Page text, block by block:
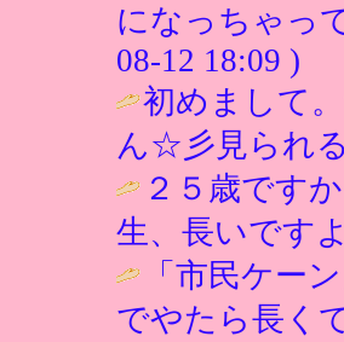
になっちゃっ
08-12 18:09 )
初めまして
ん☆彡見られ
２５歳です
生、長いです
「市民ケー
でやたら長く